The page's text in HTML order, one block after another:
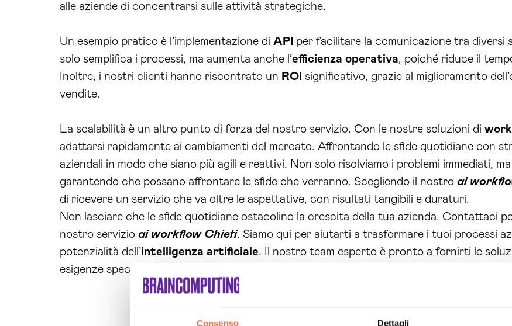
Consenso Dettagli
alle aziende di concentrarsi sulle attività strategiche.
Un esempio pratico è l’implementazione di API per facilitare la comunicazione tra diversi
solo semplifica i processi, ma aumenta anche l’efficienza operativa, poiché riduce il
Inoltre, i nostri clienti hanno riscontrato un ROI significativo, grazie al miglioramento
vendite.
La scalabilità è un altro punto di forza del nostro servizio. Con le nostre soluzioni di
adattarsi rapidamente ai cambiamenti del mercato. Affrontando le sfide quotidiane con
aziendali in modo che siano più agili e reattivi. Non solo risolviamo i problemi immediati,
garantendo che possano affrontare le sfide che verranno. Scegliendo il nostro ai
di ricevere un servizio che va oltre le aspettative, con risultati tangibili e duraturi.
Non lasciare che le sfide quotidiane ostacolino la crescita della tua azienda. Contattaci
nostro servizio ai workflow Chieti. Siamo qui per aiutarti a trasformare i tuoi processi
potenzialità dell’intelligenza artificiale. Il nostro team esperto è pronto a fornirti le
esigenze specifiche. Non aspettare oltre: fai il primo passo verso l’innovazione e l’efficienza.